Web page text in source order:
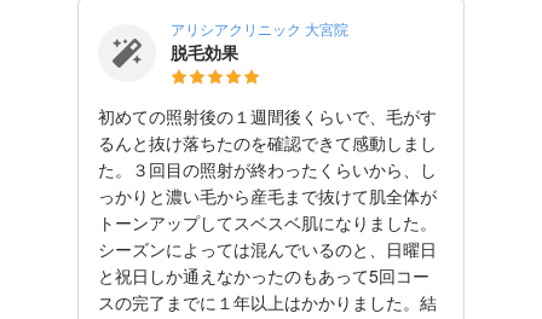
アリシアクリニック 大宮院
脱毛効果
初めての照射後の１週間後くらいで、毛がす
るんと抜け落ちたのを確認できて感動しまし
た。３回目の照射が終わったくらいから、し
っかりと濃い毛から産毛まで抜けて肌全体が
トーンアップしてスベスベ肌になりました。
シーズンによっては混んでいるのと、日曜日
と祝日しか通えなかったのもあって5回コー
スの完了までに１年以上はかかりました。結